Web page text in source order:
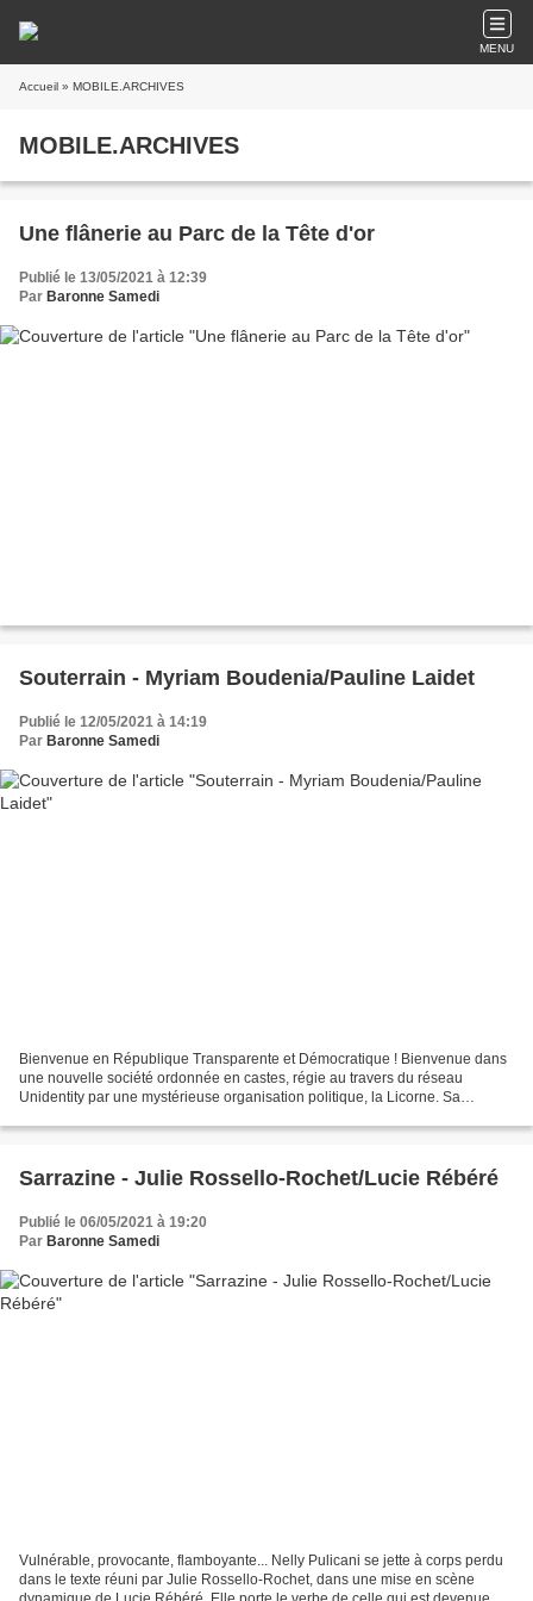
MENU
Accueil » MOBILE.ARCHIVES
MOBILE.ARCHIVES
Une flânerie au Parc de la Tête d'or
Publié le 13/05/2021 à 12:39
Par Baronne Samedi
Souterrain - Myriam Boudenia/Pauline Laidet
Publié le 12/05/2021 à 14:19
Par Baronne Samedi
Bienvenue en République Transparente et Démocratique ! Bienvenue dans
une nouvelle société ordonnée en castes, régie au travers du réseau
Unidentity par une mystérieuse organisation politique, la Licorne. Sa
Sarrazine - Julie Rossello-Rochet/Lucie Rébéré
Publié le 06/05/2021 à 19:20
Par Baronne Samedi
Vulnérable, provocante, flamboyante... Nelly Pulicani se jette à corps perdu
dans le texte réuni par Julie Rossello-Rochet, dans une mise en scène